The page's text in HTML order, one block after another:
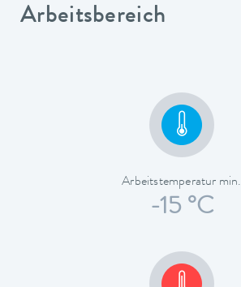
Arbeitsbereich
Arbeitstemperatur min.
-15 °C